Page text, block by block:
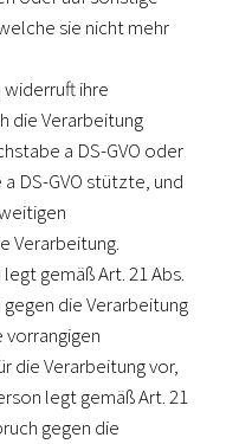
sie nicht mehr
ihre
die Verarbeitung
a DS-GVO oder
DS-GVO stützte, und
Verarbeitung.
gemäß Art. 21 Abs.
gegen die Verarbeitung
vorrangigen
die Verarbeitung vor,
legt gemäß Art. 21
gegen die